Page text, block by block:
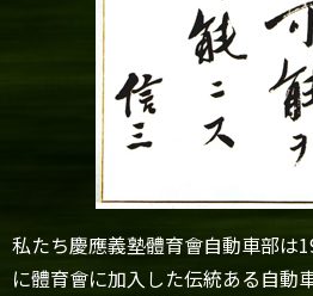
私たち慶應義塾體育會自動車部は
に體育會に加入した伝統ある自動